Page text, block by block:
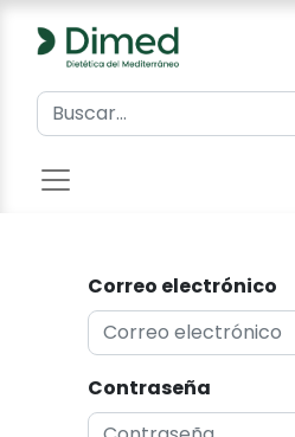
Correo electrónico
Contraseña